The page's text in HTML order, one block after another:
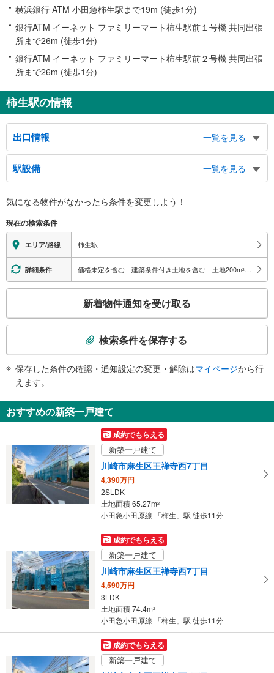
横浜銀行 ATM 小田急柿生駅まで19m (徒歩1分)
銀行ATM イーネット ファミリーマート柿生駅前１号機 共同出張
所まで26m (徒歩1分)
銀行ATM イーネット ファミリーマート柿生駅前２号機 共同出張
所まで26m (徒歩1分)
柿生駅の情報
出口情報
一覧を見る
北口
バスのりば
南口
バスのりば
駅設備
一覧を見る
※段差なしでの移動経路
地上⇔改札⇔ホーム：○
エレベータ
・各ホーム⇔橋上連絡通路
トイレ
《多機能トイレ》
・１番線ホーム⇔南口改札
気になる物件がなかったら条件を変更しよう！
現在の検索条件
エリア/路線 柿生駅
詳細条件 価格未定を含む｜建築条件付き土地を含む｜土地200m2 以上
検
知
を
け
取
る
・
条
イ
ペ
ー
ジ
に
存
る
新着物件通知を受け取る
検索条件を保存する
保存した条件の確認・通知設定の変更・解除はマイページから行
えます。
おすすめの新築一戸建て
成約でもらえる
新築一戸建て
川崎市麻生区王禅寺西7丁目
4,390万円
2SLDK
土地面積 65.27m2
小田急小田原線 「柿生」駅 徒歩11分
成約でもらえる
新築一戸建て
川崎市麻生区王禅寺西7丁目
4,590万円
3LDK
土地面積 74.4m2
小田急小田原線 「柿生」駅 徒歩11分
成約でもらえる
新築一戸建て